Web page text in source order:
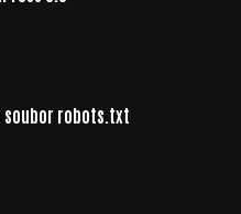
soubor robots.txt